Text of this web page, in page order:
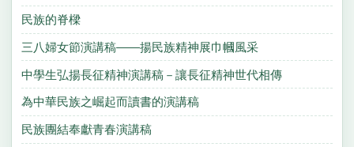
民族的脊樑
三八婦女節演講稿——揚民族精神展巾幗風采
中學生弘揚長征精神演講稿－讓長征精神世代相傳
為中華民族之崛起而讀書的演講稿
民族團結奉獻青春演講稿